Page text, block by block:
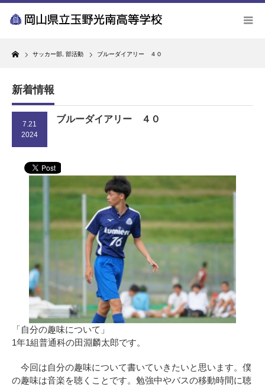
Home
サッカー部 部活動 ブルーダイアリー ４０
新着情報
7.21
2024
ブルーダイアリー ４０
「自分の趣味について」
1年1組普通科の田淵麟太郎です。
今回は自分の趣味について書いていきたいと思います。僕
の趣味は音楽を聴くことです。勉強中やバスの移動時間に聴